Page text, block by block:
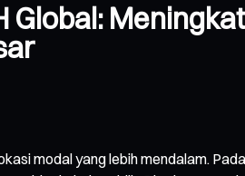
Global:
modal yang lebih mendalam.